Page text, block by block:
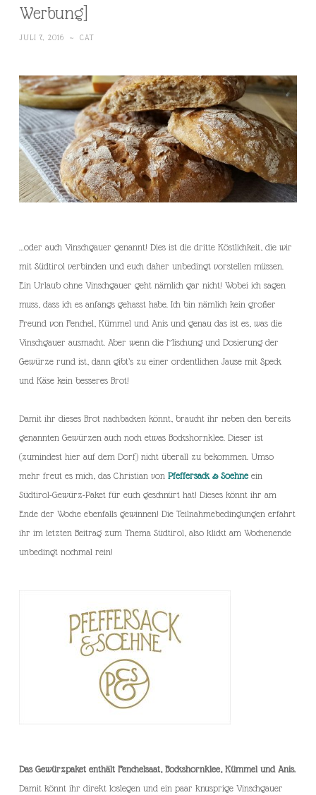
Werbung]
JULI 7, 2016 ~ CAT
…oder auch Vinschgauer genannt! Dies ist die dritte Köstlichkeit, die wir
mit Südtirol verbinden und euch daher unbedingt vorstellen müssen.
Ein Urlaub ohne Vinschgauer geht nämlich gar nicht! Wobei ich sagen
muss, dass ich es anfangs gehasst habe. Ich bin nämlich kein großer
Freund von Fenchel, Kümmel und Anis und genau das ist es, was die
Vinschgauer ausmacht. Aber wenn die Mischung und Dosierung der
Gewürze rund ist, dann gibt’s zu einer ordentlichen Jause mit Speck
und Käse kein besseres Brot!
Damit ihr dieses Brot nachbacken könnt, braucht ihr neben den bereits
genannten Gewürzen auch noch etwas Bockshornklee. Dieser ist
(zumindest hier auf dem Dorf) nicht überall zu bekommen. Umso
mehr freut es mich, das Christian von Pfeffersack & Soehne ein
Südtirol-Gewürz-Paket für euch geschnürt hat! Dieses könnt ihr am
Ende der Woche ebenfalls gewinnen! Die Teilnahmebedingungen erfahrt
ihr im letzten Beitrag zum Thema Südtirol, also klickt am Wochenende
unbedingt nochmal rein!
Das Gewürzpaket enthält Fenchelsaat, Bockshornklee, Kümmel und Anis.
Damit könnt ihr direkt loslegen und ein paar knusprige Vinschgauer